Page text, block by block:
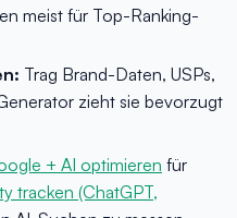
meist für Top-Ranking-
Trag Brand-Daten, USPs,
zieht sie bevorzugt
+ AI optimieren für
tracken (ChatGPT,